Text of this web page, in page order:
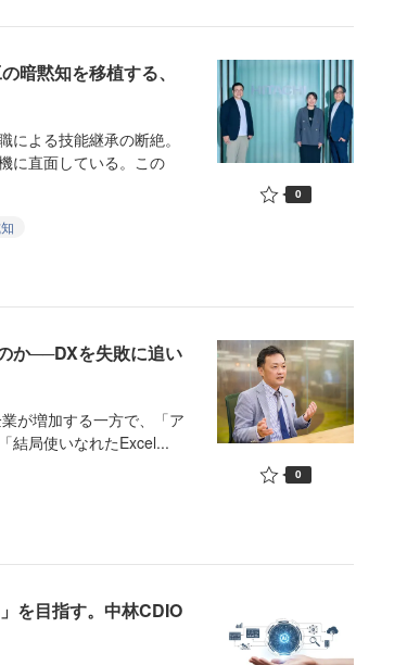
暗黙知を移植する、
よる技能継承の断絶。
に直面している。この
0
か──DXを失敗に追い
が増加する一方で、「ア
結局使いなれたExcel...
0
を目指す。中林CDIO